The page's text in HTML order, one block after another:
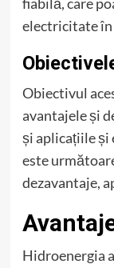
electricitate în
Obiectivul
avantajele și
și aplicațiile și
este
dezavantaje,
Hidroenergia